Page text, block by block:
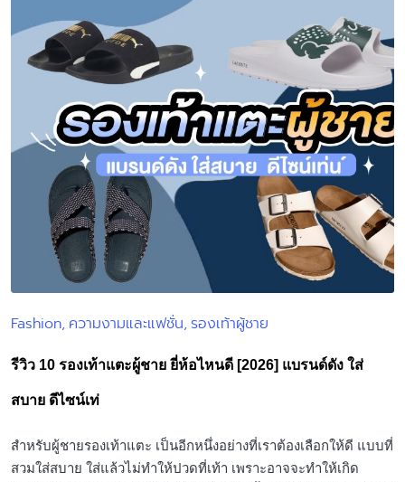
Posted
Fashion ความงามและแฟชั่น รองเท้าผู้ชาย
รีวิว 10 รองเท้าแตะผู้ชาย ยี่ห้อไหนดี [2026] แบรนด์ดัง ใส่
สบาย ดีไซน์เท่
สำหรับผู้ชายรองเท้าแตะ เป็นอีกหนึ่งอย่างที่เราต้องเลือกให้ดี แบบที่
สวมใส่สบาย ใส่แล้วไม่ทำให้ปวดที่เท้า เพราะอาจจะทำให้เกิด